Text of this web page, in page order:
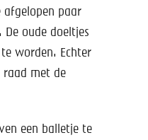
afgelopen paar
oude doeltjes
worden. Echter
raad met de
een balletje te